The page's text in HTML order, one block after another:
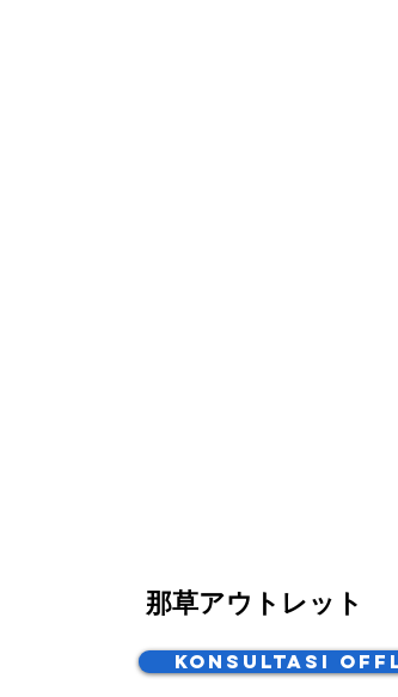
那草アウトレット
Konsultasi